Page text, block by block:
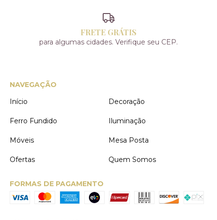
FRETE GRÁTIS
para algumas cidades. Verifique seu CEP.
NAVEGAÇÃO
Início
Decoração
Ferro Fundido Iluminação
Móveis Mesa Posta
Ofertas Quem Somos
FORMAS DE PAGAMENTO